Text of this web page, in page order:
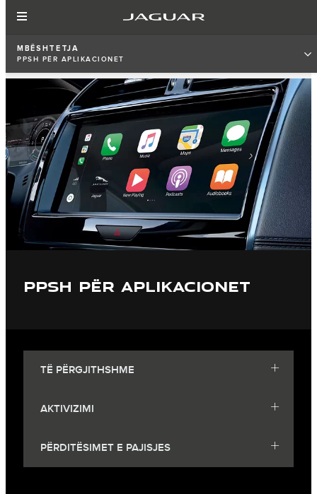
MBËSHTETJA
PPSH PËR APLIKACIONET
PPSH PËR APLIKACIONET
TË PËRGJITHSHME
AKTIVIZIMI
PËRDITËSIMET E PAJISJES